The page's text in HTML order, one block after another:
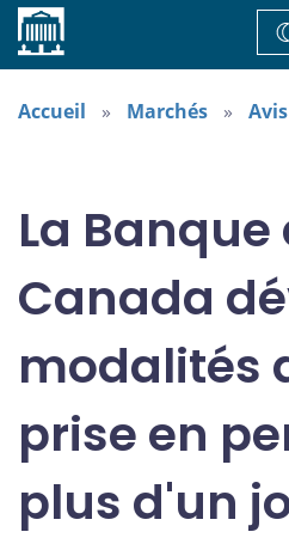
Accueil
Accueil Marchés
La Banque
Canada
modalités
prise en
plus d'un